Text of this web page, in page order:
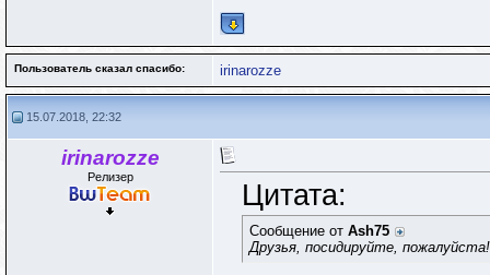
Пользователь сказал cпасибо: irinarozze
15.07.2018, 22:32
irinarozze
Релизер
Цитата:
Сообщение от Ash75
Друзья, посидируйте,